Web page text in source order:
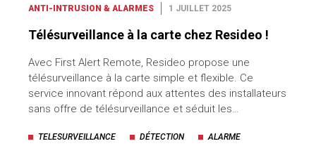
ANTI-INTRUSION & ALARMES 1 JUILLET 2025
Télésurveillance à la carte chez Resideo !
Avec First Alert Remote, Resideo propose une
télésurveillance à la carte simple et flexible. Ce
service innovant répond aux attentes des installateurs
sans offre de télésurveillance et séduit les…
TELESURVEILLANCE DÉTECTION ALARME